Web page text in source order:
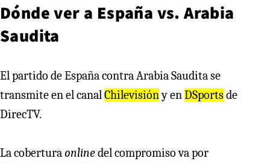
Dónde ver a España vs. Arabia
Saudita
El partido de España contra Arabia Saudita se
transmite en el canalChilevisióny enDSportsde
DirecTV.
La coberturaonlinedel compromiso va por